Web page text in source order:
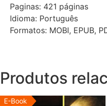
Paginas: 421 páginas
Idioma: Português
Formatos: MOBI, EPUB,
Produtos
E-Book